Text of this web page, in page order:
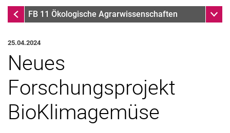
Suchen (öffnet externen Link in einem
InfothekFB 11 Ökologische Agrarwissenschaften
25.04.2024
Neues
Forschungsprojekt
BioKlimagemüse